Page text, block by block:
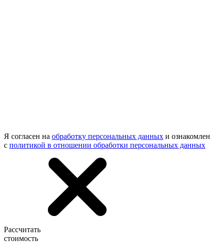
Я согласен на обработку персональных данных и ознакомлен
с политикой в отношении обработки персональных данных
Рассчитать
стоимость